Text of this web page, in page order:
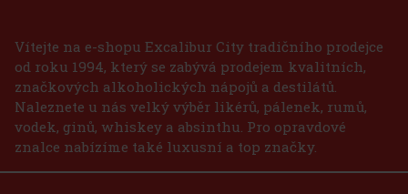
Vítejte na e-shopu Excalibur City tradičního prodejce
od roku 1994, který se zabývá prodejem kvalitních,
značkových alkoholických nápojů a destilátů.
Naleznete u nás velký výběr likérů, pálenek, rumů,
vodek, ginů, whiskey a absinthu. Pro opravdové
znalce nabízíme také luxusní a top značky.